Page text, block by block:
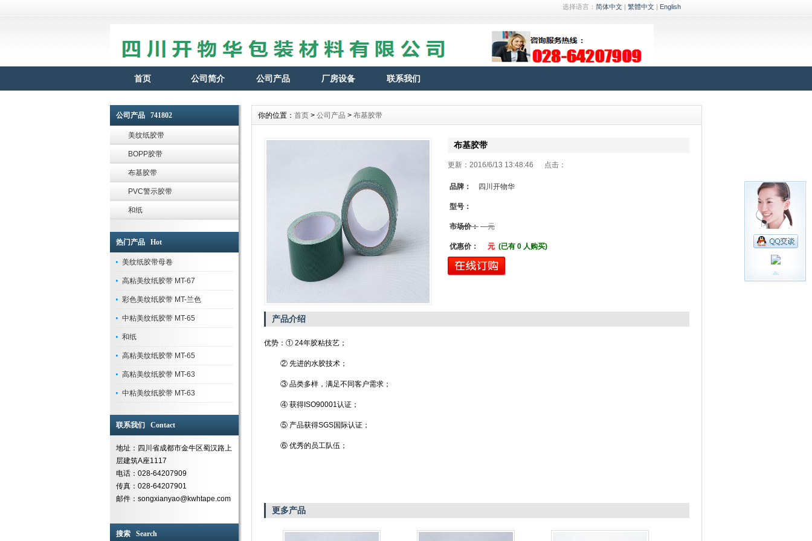
选择语言： 简体中文 | 繁體中文 | English
首页 公司简介 公司产品 厂房设备 联系我们
公司产品 741802
美纹纸胶带
BOPP胶带
布基胶带
PVC警示胶带
和纸
热门产品 Hot
美纹纸胶带母卷
高粘美纹纸胶带 MT-67
彩色美纹纸胶带 MT-兰色
中粘美纹纸胶带 MT-65
和纸
高粘美纹纸胶带 MT-65
高粘美纹纸胶带 MT-63
中粘美纹纸胶带 MT-63
联系我们 Contact
地址：四川省成都市金牛区蜀汉路上
层建筑A座1117
电话：028-64207909
传真：028-64207901
邮件：songxianyao@kwhtape.com
搜索 Search
你的位置： 首页 > 公司产品 > 布基胶带
布基胶带
更新：2016/6/13 13:48:46 点击：
品牌： 四川开物华
型号：
市场价： 元
优惠价： 元 (已有 0 人购买)
产品介绍
优势：① 24年胶粘技艺；
② 先进的水胶技术；
③ 品类多样，满足不同客户需求；
④ 获得ISO90001认证；
⑤ 产品获得SGS国际认证；
⑥ 优秀的员工队伍；
更多产品